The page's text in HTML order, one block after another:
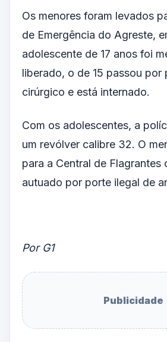
Os menores foram levados
de Emergência do Agreste,
adolescente de 17 anos foi
liberado, o de 15 passou por
cirúrgico e está internado.
Com os adolescentes, a
um revólver calibre 32. O
para a Central de Flagrantes
autuado por porte ilegal de
Por G1
Publicidade